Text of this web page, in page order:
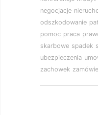
negocjacje
odszkodowanie
pomoc praca
skarbowe spadek
ubezpieczenia
zachowek